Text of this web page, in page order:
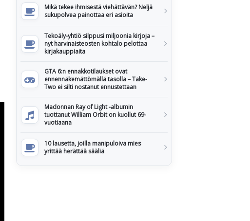
Mikä tekee ihmisestä viehättävän? Neljä
sukupolvea painottaa eri asioita
Tekoäly-yhtiö silppusi miljoonia kirjoja –
nyt harvinaisteosten kohtalo pelottaa
kirjakauppiaita
GTA 6:n ennakkotilaukset ovat
ennennäkemättömällä tasolla – Take-
Two ei silti nostanut ennustettaan
Madonnan Ray of Light -albumin
tuottanut William Orbit on kuollut 69-
vuotiaana
10 lausetta, joilla manipuloiva mies
yrittää herättää sääliä